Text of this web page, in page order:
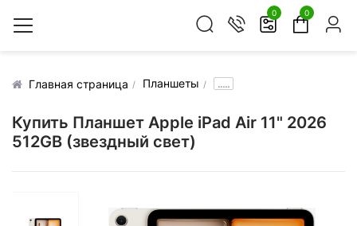
0 0
Главная страница Планшеты .....
Купить Планшет Apple iPad Air 11" 2026
512GB (звездный свет)